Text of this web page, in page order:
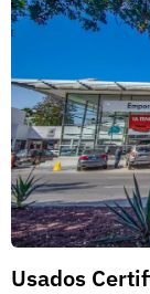
Usados